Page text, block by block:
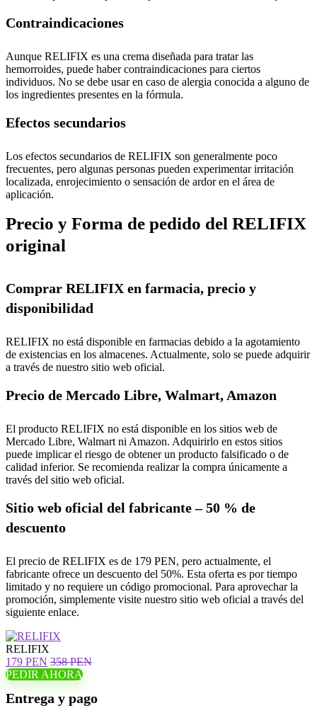
Contraindicaciones
Aunque RELIFIX es una crema diseñada para tratar las
hemorroides, puede haber contraindicaciones para ciertos
individuos. No se debe usar en caso de alergia conocida a alguno de
los ingredientes presentes en la fórmula.
Efectos secundarios
Los efectos secundarios de RELIFIX son generalmente poco
frecuentes, pero algunas personas pueden experimentar irritación
localizada, enrojecimiento o sensación de ardor en el área de
aplicación.
Precio y Forma de pedido del RELIFIX
original
Comprar RELIFIX en farmacia, precio y
disponibilidad
RELIFIX no está disponible en farmacias debido a la agotamiento
de existencias en los almacenes. Actualmente, solo se puede adquirir
a través de nuestro sitio web oficial.
Precio de Mercado Libre, Walmart, Amazon
El producto RELIFIX no está disponible en los sitios web de
Mercado Libre, Walmart ni Amazon. Adquirirlo en estos sitios
puede implicar el riesgo de obtener un producto falsificado o de
calidad inferior. Se recomienda realizar la compra únicamente a
través del sitio web oficial.
Sitio web oficial del fabricante – 50 % de
descuento
El precio de RELIFIX es de 179 PEN, pero actualmente, el
fabricante ofrece un descuento del 50%. Esta oferta es por tiempo
limitado y no requiere un código promocional. Para aprovechar la
promoción, simplemente visite nuestro sitio web oficial a través del
siguiente enlace.
RELIFIX
179 PEN 358 PEN
PEDIR AHORA
Entrega y pago